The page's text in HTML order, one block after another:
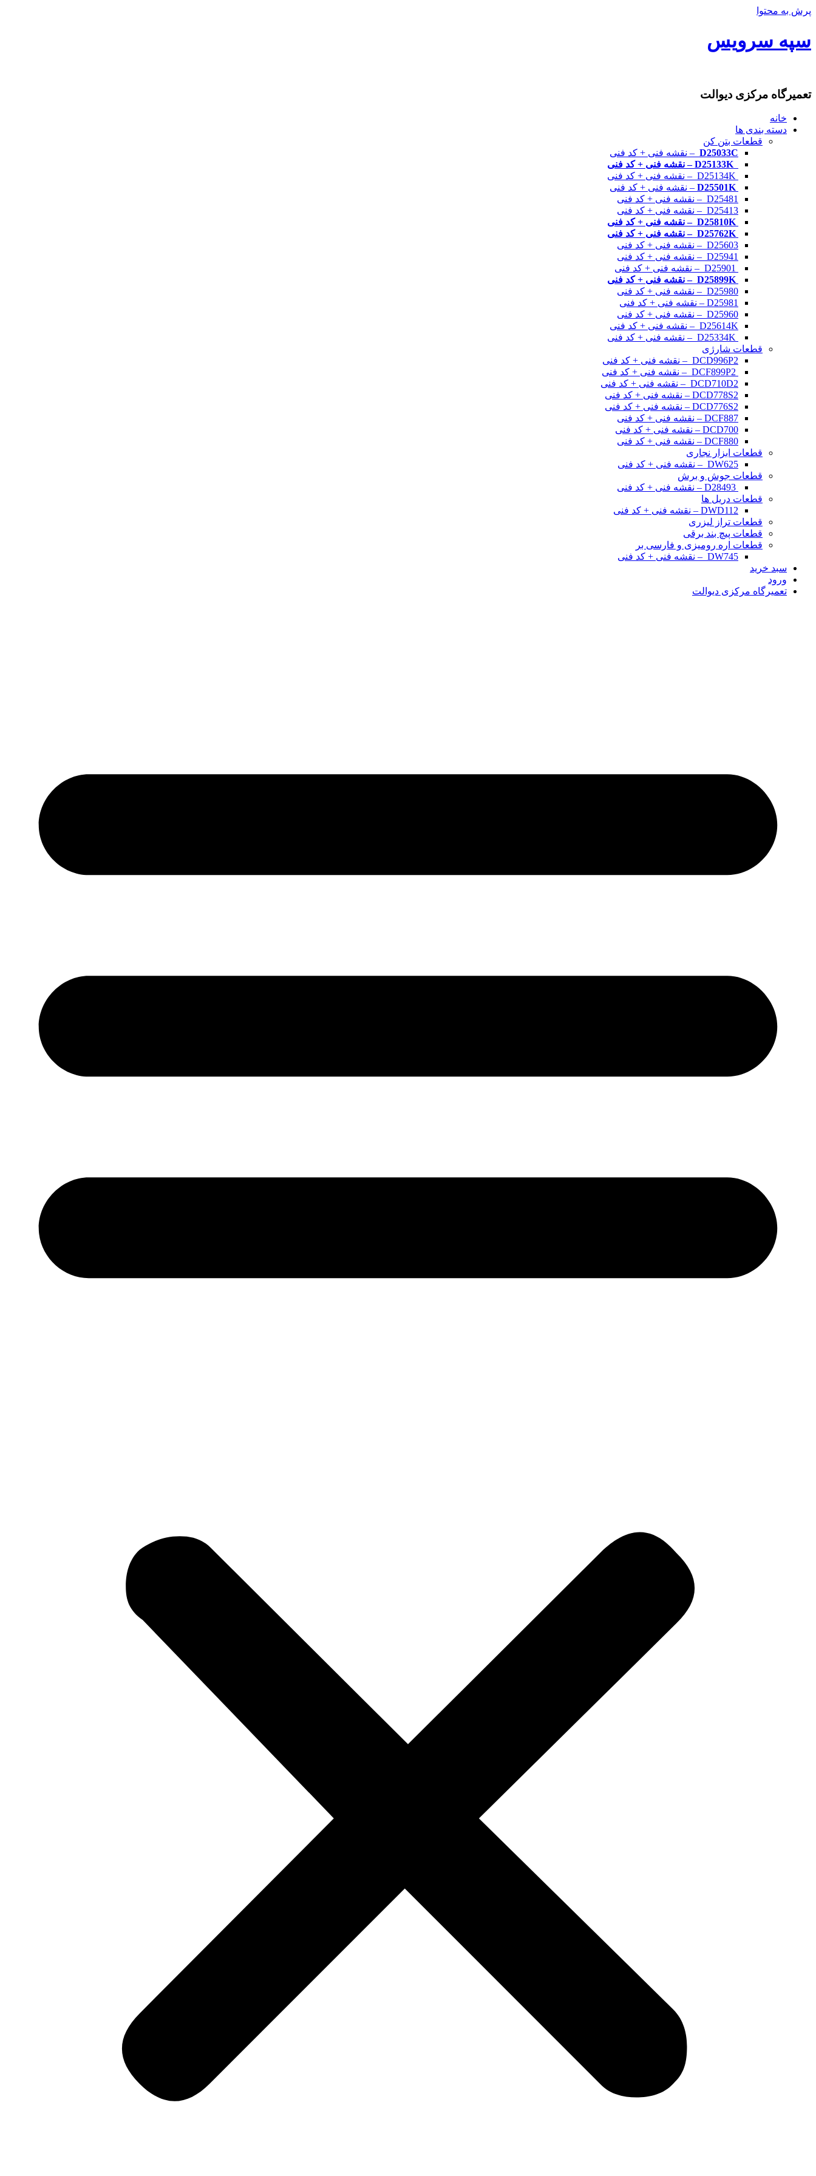
پرش به محتوا
سپه سرویس
تعمیرگاه مرکزی دیوالت
خانه
دسته بندی ها
قطعات بتن کن
D25033C – نقشه فنی + کد فنی
D25501K – نقشه فنی + کد فنی
D25481 – نقشه فنی + کد فنی
D25413 – نقشه فنی + کد فنی
D25762K – نقشه فنی + کد فنی
D25603 – نقشه فنی + کد فنی
D25941 – نقشه فنی + کد فنی
D25980 – نقشه فنی + کد فنی
D25981 – نقشه فنی + کد فنی
D25960 – نقشه فنی + کد فنی
D25614K – نقشه فنی + کد فنی
قطعات شارژی
DCD996P2 – نقشه فنی + کد فنی
DCD710D2 – نقشه فنی + کد فنی
DCD778S2 – نقشه فنی + کد فنی
DCD776S2 – نقشه فنی + کد فنی
DCF887 – نقشه فنی + کد فنی
DCD700 – نقشه فنی + کد فنی
DCF880 – نقشه فنی + کد فنی
قطعات ابزار نجاری
DW625 – نقشه فنی + کد فنی
قطعات جوش و برش
قطعات دریل ها
DWD112 – نقشه فنی + کد فنی
قطعات تراز لیزری
قطعات پیچ بند برقی
قطعات اره رومیزی و فارسی بر
DW745 – نقشه فنی + کد فنی
سبد خرید
ورود
تعمیرگاه مرکزی دیوالت